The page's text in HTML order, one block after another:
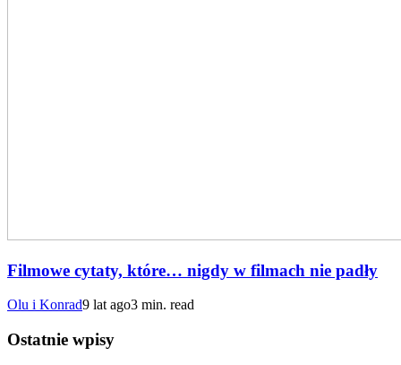
Filmowe cytaty, które… nigdy w filmach nie padły
Olu i Konrad9 lat ago3 min. read
Ostatnie wpisy